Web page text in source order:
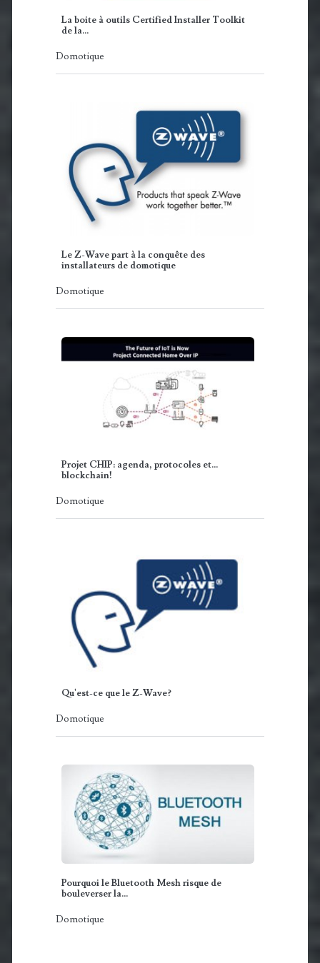
La boite à outils Certified Installer Toolkit
de la…
Domotique
Le Z-Wave part à la conquête des
installateurs de domotique
Domotique
Projet CHIP: agenda, protocoles et...
blockchain!
Domotique
Qu'est-ce que le Z-Wave?
Domotique
Pourquoi le Bluetooth Mesh risque de
bouleverser la…
Domotique